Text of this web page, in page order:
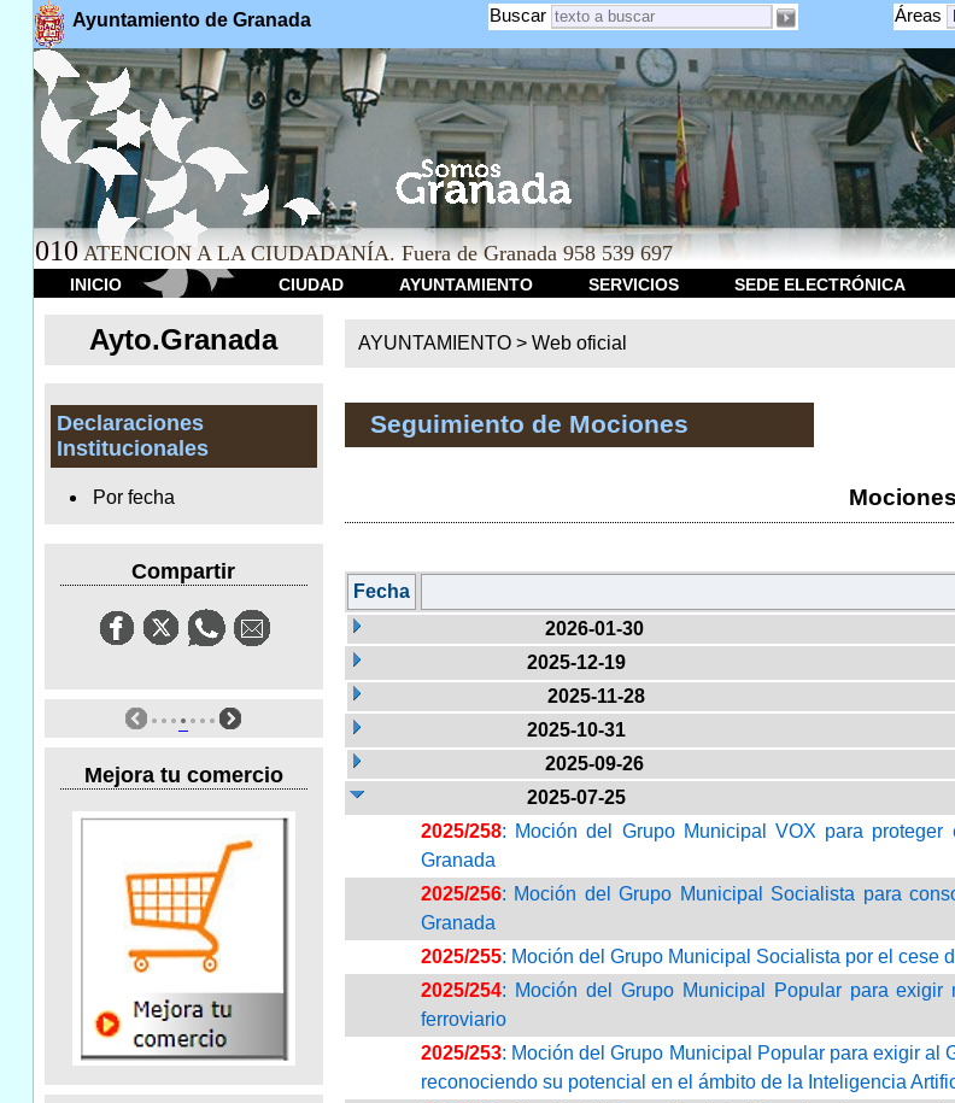
Ayuntamiento de Granada Áreas
Buscar
010 ATENCION A LA CIUDADANÍA. Fuera de Granada 958 539 697
INICIO CIUDAD AYUNTAMIENTO SERVICIOS SEDE ELECTRÓNICA
Ayto.Granada
Declaraciones
Institucionales
Por fecha
Compartir
Mejora tu comercio
AYUNTAMIENTO > Web oficial
Seguimiento de Mociones
Fecha
2026-01-30
2025-12-19
2025-11-28
2025-10-31
2025-09-26
2025-07-25
2025/258: Moción del Grupo Municipal VOX para
Granada
2025/256: Moción del Grupo Municipal Socialista para
Granada
2025/255: Moción del Grupo Municipal Socialista por el cese
2025/254: Moción del Grupo Municipal Popular para
ferroviario
2025/253: Moción del Grupo Municipal Popular para exigir al
reconociendo su potencial en el ámbito de la Inteligencia